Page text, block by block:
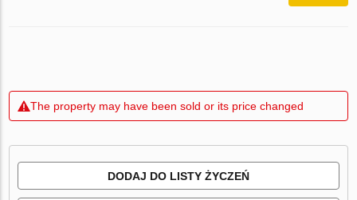
The property may have been sold or its price changed
DODAJ DO LISTY ŻYCZEŃ